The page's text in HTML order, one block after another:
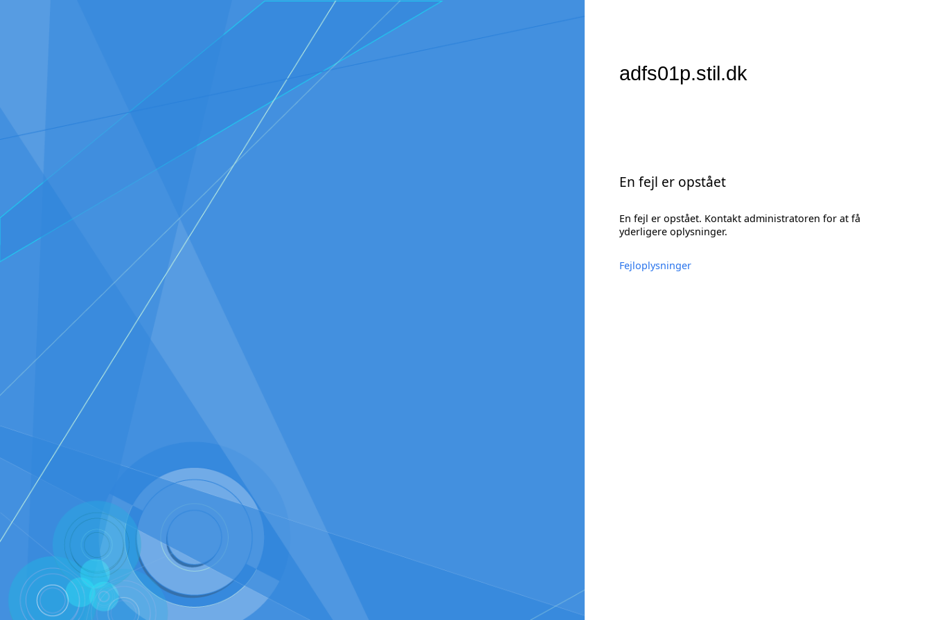
adfs01p.stil.dk
En fejl er opstået
En fejl er opstået. Kontakt administratoren for at få
yderligere oplysninger.
Fejloplysninger